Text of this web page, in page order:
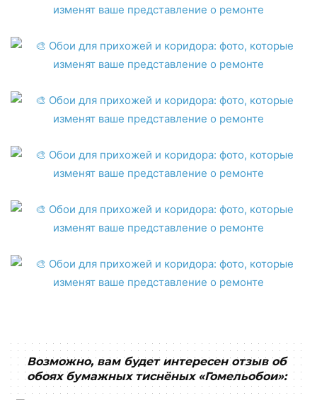
Возможно, вам будет интересен отзыв об
обоях бумажных тиснёных «Гомельобои»: